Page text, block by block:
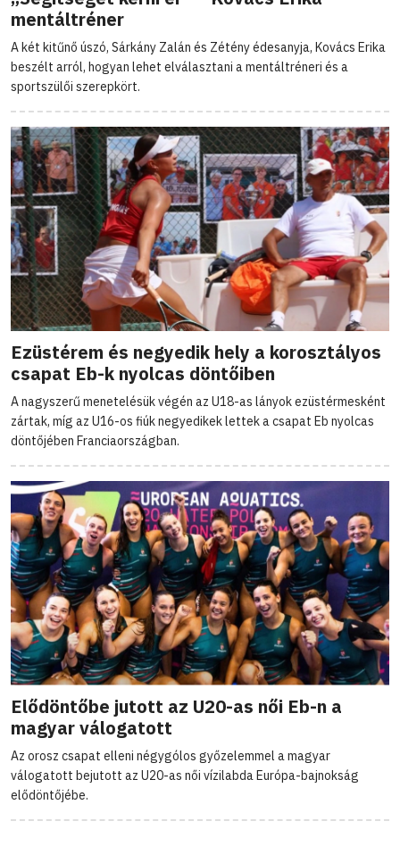
mentáltréner
A két kitűnő úszó, Sárkány Zalán és Zétény édesanyja, Kovács Erika
beszélt arról, hogyan lehet elválasztani a mentáltréneri és a
sportszülői szerepkört.
Ezüstérem és negyedik hely a korosztályos
csapat Eb-k nyolcas döntőiben
A nagyszerű menetelésük végén az U18-as lányok ezüstérmesként
zártak, míg az U16-os fiúk negyedikek lettek a csapat Eb nyolcas
döntőjében Franciaországban.
Elődöntőbe jutott az U20-as női Eb-n a
magyar válogatott
Az orosz csapat elleni négygólos győzelemmel a magyar
válogatott bejutott az U20-as női vízilabda Európa-bajnokság
elődöntőjébe.